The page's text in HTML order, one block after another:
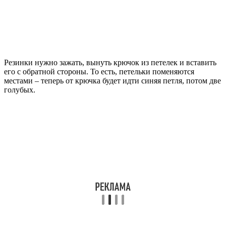
Резинки нужно зажать, вынуть крючок из петелек и вставить
его с обратной стороны. То есть, петельки поменяются
местами – теперь от крючка будет идти синяя петля, потом две
голубых.